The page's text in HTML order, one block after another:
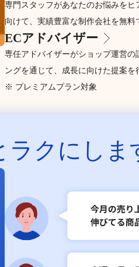
専門スタッフがあなたのお悩みを
向けて、実績豊富な制作会社を無料
ECアドバイザー
専任アドバイザーがショップ運営
ングを通じて、成長に向けた提案を
※ プレミアムプラン対象
ラクにしま